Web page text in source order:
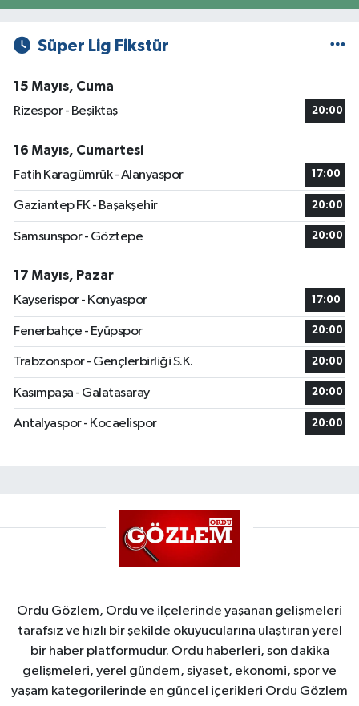
Süper Lig Fikstür
15 Mayıs, Cuma
Rizespor - Beşiktaş
20:00
16 Mayıs, Cumartesi
Fatih Karagümrük - Alanyaspor
17:00
Gaziantep FK - Başakşehir 20:00
Samsunspor - Göztepe 20:00
17 Mayıs, Pazar
Kayserispor - Konyaspor
17:00
Fenerbahçe - Eyüpspor 20:00
Trabzonspor - Gençlerbirliği S.K. 20:00
Kasımpaşa - Galatasaray 20:00
Antalyaspor - Kocaelispor 20:00
Ordu Gözlem, Ordu ve ilçelerinde yaşanan gelişmeleri
tarafsız ve hızlı bir şekilde okuyucularına ulaştıran yerel
bir haber platformudur. Ordu haberleri, son dakika
gelişmeleri, yerel gündem, siyaset, ekonomi, spor ve
yaşam kategorilerinde en güncel içerikleri Ordu Gözlem